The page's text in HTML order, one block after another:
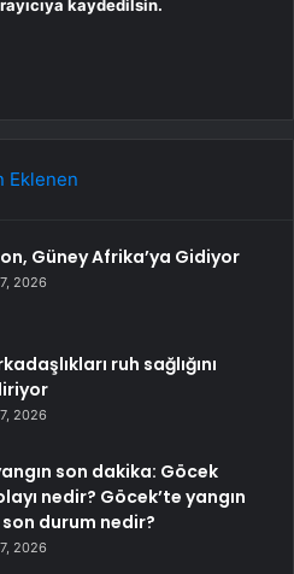
kaydedilsin.
Eklenen
Güney Afrika’ya Gidiyor
2026
ruh sağlığını
2026
son dakika: Göcek
nedir? Göcek’te yangın
son durum nedir?
2026